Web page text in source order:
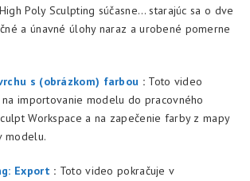
Poly Sculpting súčasne… starajúc sa o dve
a únavné úlohy naraz a urobené pomerne
s (obrázkom) farbou :Toto video
importovanie modelu do pracovného
Workspace a na zapečenie farby z mapy
modelu.
Export: Toto video pokračuje v